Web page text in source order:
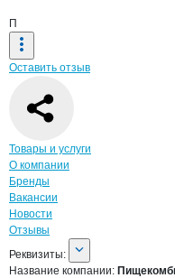
П
Оставить отзыв
Навигация по
Товары и услуги
О компании
Бренды
Вакансии
Новости
Отзывы
О компании
Реквизиты
Реквизиты:
Название компании: